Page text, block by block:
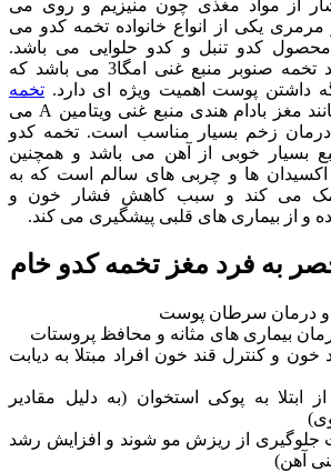
از مواد مغذی چون منیزیم و روی می
مرمری یکی از انواع خانواده تخمه کدو می
محصول کدو تنبل و کدو حلوایی می باشد.
تخمه کدو همانند تخمه صنوبر منبع غنی امگا3 می باشد که
داشتن پوست اهمیت ویژه ای دارد. تخمه
همانند مغز بادام هندی منبع غنی ویتامین A می
زخم بسیار مناسب است. تخمه کدو
بسیار خوبی از آهن می باشد و همچنین
اکسیدان ها و چربی های سالم است که به
می کند و سبب کاهش فشار خون و
و از بیماری های قلبی پیشگیری می کند.
به فرد مغز تخمه کدو خام
و درمان سرطان پوست
بیماری های مثانه و محافظ پروستات
و کنترل قند خون افراد مبتلا به دیابت
ابتلا به پوکی استخوان (به دلیل مقادیر
جلوگیری از ریزش مو شوند و افزایش رشد
آهن)